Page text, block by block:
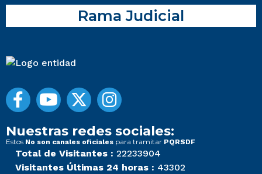
Rama Judicial
Nuestras redes sociales:
Estos No son canales oficiales para tramitar PQRSDF
Total de Visitantes : 22233904
Visitantes Últimas 24 horas : 43302